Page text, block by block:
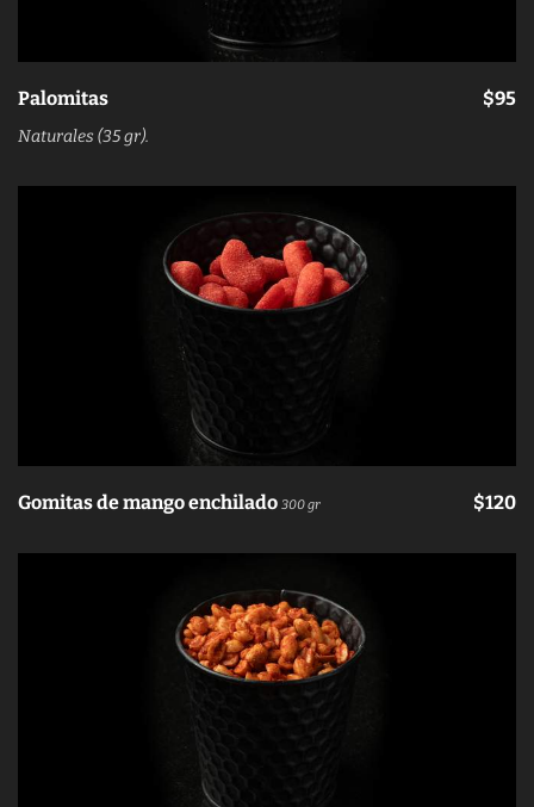
Palomitas $95
Naturales (35 gr).
Gomitas de mango enchilado 300 gr $120